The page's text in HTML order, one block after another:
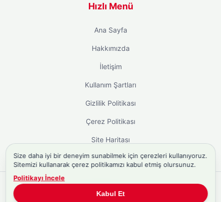
Hızlı Menü
Ana Sayfa
Hakkımızda
İletişim
Kullanım Şartları
Gizlilik Politikası
Çerez Politikası
Site Haritası
Türkiye'ninBiyografi Sitesi
Size daha iyi bir deneyim sunabilmek için çerezleri kullanıyoruz.
Sitemizi kullanarak çerez politikamızı kabul etmiş olursunuz.
Politikayı İncele
Kabul Et